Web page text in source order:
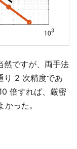
然ですが、両手法
り 2 次精度であ
倍すれば、厳密
った。